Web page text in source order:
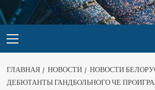
ГЛАВНАЯ НОВОСТИ
НОВОСТИ
ДЕБЮТАНТЫ ГАНДБОЛЬНОГО ЧЕ